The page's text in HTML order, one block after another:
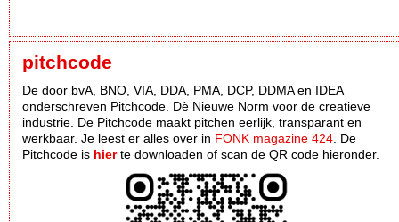
pitchcode
De door bvA, BNO, VIA, DDA, PMA, DCP, DDMA en IDEA
onderschreven Pitchcode. Dè Nieuwe Norm voor de creatieve
industrie. De Pitchcode maakt pitchen eerlijk, transparant en
werkbaar. Je leest er alles over in FONK magazine 424. De
Pitchcode is hierte downloaden of scan de QR code hieronder.